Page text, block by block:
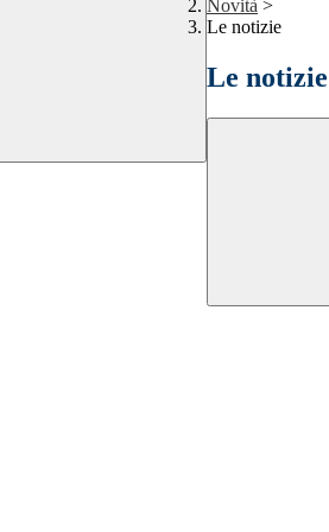
Novità >
Le notizie
Le notizie